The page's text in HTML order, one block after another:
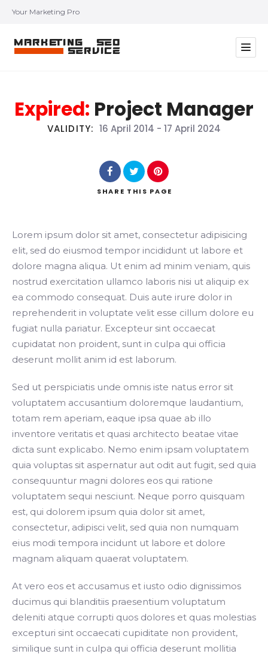
Your Marketing Pro
Expired: Project Manager
VALIDITY: 16 April 2014 - 17 April 2024
SHARE THIS PAGE
Lorem ipsum dolor sit amet, consectetur adipisicing
elit, sed do eiusmod tempor incididunt ut labore et
dolore magna aliqua. Ut enim ad minim veniam, quis
nostrud exercitation ullamco laboris nisi ut aliquip ex
ea commodo consequat. Duis aute irure dolor in
reprehenderit in voluptate velit esse cillum dolore eu
fugiat nulla pariatur. Excepteur sint occaecat
cupidatat non proident, sunt in culpa qui officia
deserunt mollit anim id est laborum.
Sed ut perspiciatis unde omnis iste natus error sit
voluptatem accusantium doloremque laudantium,
totam rem aperiam, eaque ipsa quae ab illo
inventore veritatis et quasi architecto beatae vitae
dicta sunt explicabo. Nemo enim ipsam voluptatem
quia voluptas sit aspernatur aut odit aut fugit, sed quia
consequuntur magni dolores eos qui ratione
voluptatem sequi nesciunt. Neque porro quisquam
est, qui dolorem ipsum quia dolor sit amet,
consectetur, adipisci velit, sed quia non numquam
eius modi tempora incidunt ut labore et dolore
magnam aliquam quaerat voluptatem.
At vero eos et accusamus et iusto odio dignissimos
ducimus qui blanditiis praesentium voluptatum
deleniti atque corrupti quos dolores et quas molestias
excepturi sint occaecati cupiditate non provident,
similique sunt in culpa qui officia deserunt mollitia